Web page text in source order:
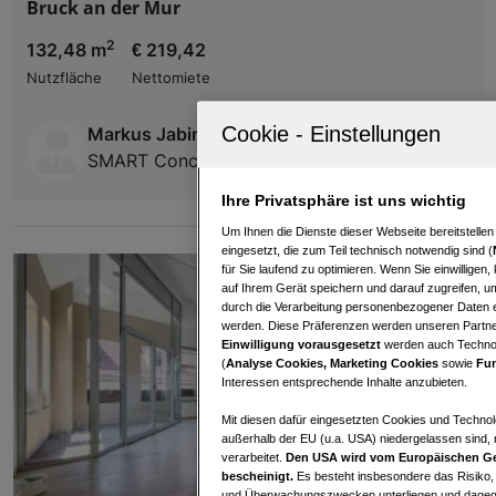
Bruck an der Mur
132,48 m2
Nutzfläche
€ 219,42
Nettomiete
Markus Jabinger
SMART Concepts GmbH
Ihre Privatsphäre ist uns wichtig
Um Ihnen die Dienste dieser Webseite
eingesetzt, die zum Teil technisch notwendig sind (
für Sie laufend zu optimieren. Wenn Sie
auf Ihrem Gerät speichern und darauf zugreifen,
durch die Verarbeitung personenbezogener
werden. Diese Präferenzen werden unseren
Einwilligung vorausgesetzt werden auch
(Analyse Cookies, Marketing Cookies sowie
Interessen entsprechende Inhalte anzubieten.
Mit diesen dafür eingesetzten Cookies und
außerhalb der EU (u.a. USA) niedergelassen
verarbeitet. Den USA wird vom Europäischen
bescheinigt. Es besteht insbesondere das